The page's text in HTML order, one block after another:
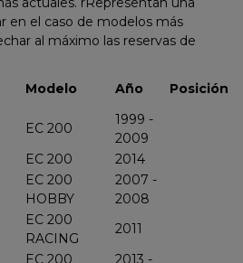
en el caso de modelos más
al máximo las reservas de
Modelo Año Posición
EC 200
1999 -
2009
EC 200
2014
EC 200
HOBBY
2007 -
2008
EC 200
RACING
2011
EC 200
2013 -